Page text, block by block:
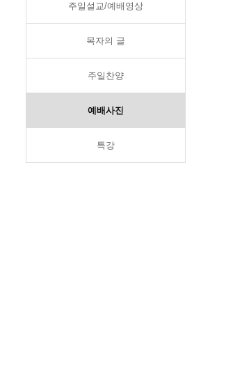
주일설교/예배영상
목자의 글
주일찬양
예배사진
특강